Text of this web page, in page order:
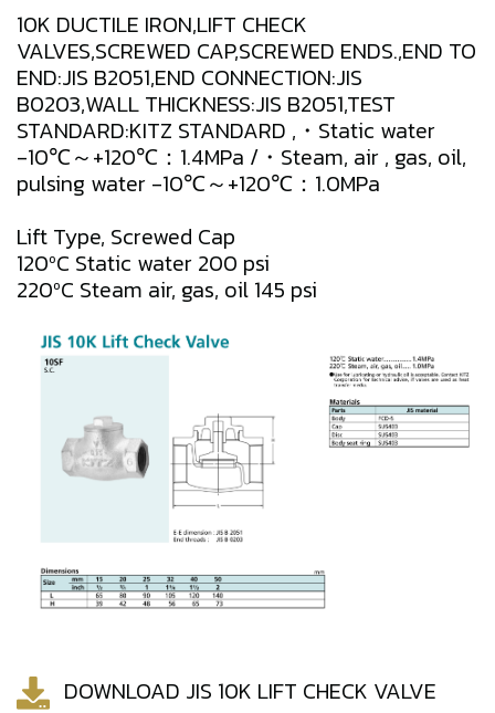
10K DUCTILE IRON,LIFT CHECK
VALVES,SCREWED CAP,SCREWED ENDS.,END TO
END:JIS B2051,END CONNECTION:JIS
B0203,WALL THICKNESS:JIS B2051,TEST
STANDARD:KITZ STANDARD ,・Static water
-10℃～+120℃：1.4MPa /・Steam, air , gas, oil,
pulsing water -10℃～+120℃：1.0MPa
Lift Type, Screwed Cap
120ºC Static water 200 psi
220ºC Steam air, gas, oil 145 psi
DOWNLOAD JIS 10K LIFT CHECK VALVE